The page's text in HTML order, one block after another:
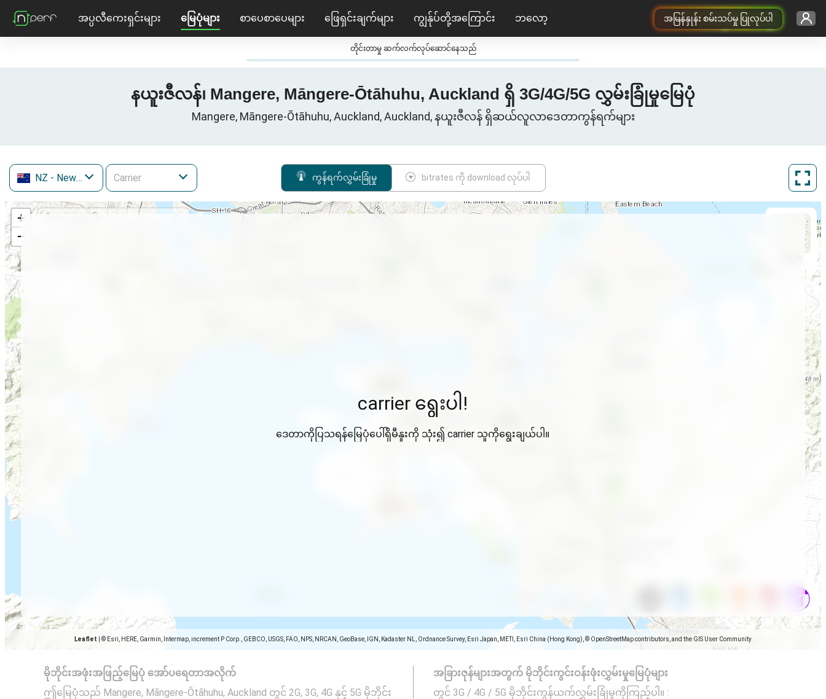
အမြန်နှုန်း စမ်းသပ်မှု ပြုလုပ်ပါ
အပ္ပလီကေးရှင်းများ မြေပုံများ စာပေစာပေများ ဖြေရှင်းချက်များ ကျွန်ုပ်တို့အကြောင်း ဘလော့
တိုင်းတာမှု ဆက်လက်လုပ်ဆောင်နေသည်
နယူးဇီလန်၊ Mangere, Māngere-Ōtāhuhu, Auckland ရှိ 3G/4G/5G လွှမ်းခြုံမှုမြေပုံ
Mangere, Māngere-Ōtāhuhu, Auckland, Auckland, နယူးဇီလန် ရှိဆယ်လူလာဒေတာကွန်ရက်များ
NZ - New Zealand ကွန်ရက်လွှမ်းခြုံမှု bitrates ကို download လုပ်ပါ
+
−
Leaflet © Esri, HERE, Garmin, Intermap, increment P Corp., GEBCO, USGS, FAO, NPS, NRCAN, GeoBase, IGN, Kadaster NL, Ordnance Survey, Esri Japan, METI, Esri China (Hong Kong), © OpenStreetMap contributors, and the GIS User Community
carrier ရွေးပါ!
ဒေတာကိုပြသရန်မြေပုံပေါ်ရှိမီနူးကို သုံး၍ carrier သူကိုရွေးချယ်ပါ။
မိုဘိုင်းအဖုံးအဖြည့်မြေပုံ အော်ပရေတာအလိုက်
ဤမြေပုံသည် Mangere, Māngere-Ōtāhuhu, Auckland တွင် 2G, 3G, 4G နှင့် 5G မိုဘိုင်း
အခြားဇုန်များအတွက် မိုဘိုင်းကွင်းဝန်းဖုံးလွှမ်းမှုမြေပုံများ
တွင် 3G / 4G / 5G မိုဘိုင်းကွန်ယက်လွှမ်းခြုံမှုကိုကြည့်ပါ။ :